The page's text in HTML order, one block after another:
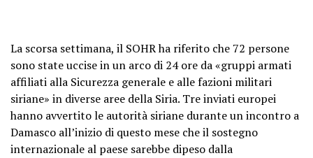
La scorsa settimana, il SOHR ha riferito che 72 persone
sono state uccise in un arco di 24 ore da «gruppi armati
affiliati alla Sicurezza generale e alle fazioni militari
siriane» in diverse aree della Siria. Tre inviati europei
hanno avvertito le autorità siriane durante un incontro a
Damasco all’inizio di questo mese che il sostegno
internazionale al paese sarebbe dipeso dalla